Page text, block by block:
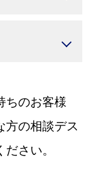
ちのお客様
方の相談デス
さい。